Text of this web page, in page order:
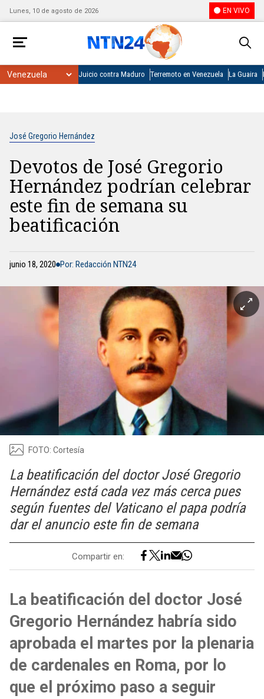
Lunes, 10 de agosto de 2026 EN VIVO
Juicio contra Maduro Terremoto en Venezuela La Guaira
José Gregorio Hernández
Devotos de José Gregorio
Hernández podrían celebrar
este fin de semana su
beatificación
junio 18, 2020 Por: Redacción NTN24
FOTO: Cortesía
La beatificación del doctor José Gregorio
Hernández está cada vez más cerca pues
según fuentes del Vaticano el papa podría
dar el anuncio este fin de semana
Compartir en:
La beatificación del doctor José
Gregorio Hernández habría sido
aprobada el martes por la plenaria
de cardenales en Roma, por lo
que el próximo paso a seguir